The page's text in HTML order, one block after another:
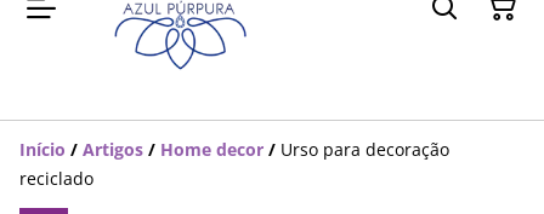
Início / Artigos / Home decor / Urso para decoração
reciclado